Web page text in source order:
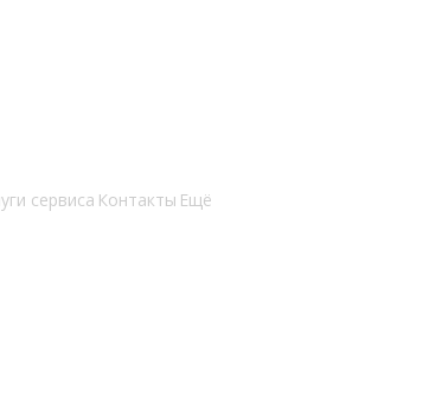
сервиса Контакты Ещё